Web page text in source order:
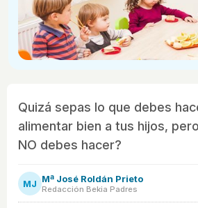
Quizá sepas lo que debes
alimentar bien a tus hijos,
NO debes hacer?
MJ Mª José Roldán Prieto
Redacción Bekia Padres